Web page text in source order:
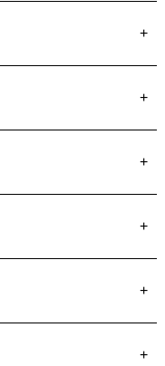
+
+
+
+
+
+